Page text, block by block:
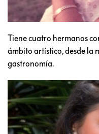
Tiene cuatro hermanos
ámbito artístico, desde la
gastronomía.